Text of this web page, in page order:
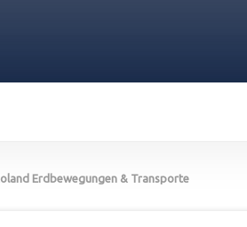
Erdbewegungen & Transporte